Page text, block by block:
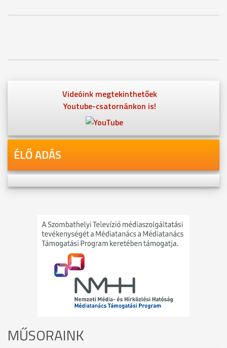
Videóink megtekinthetőek
Youtube-csatornánkon is!
ÉLŐ ADÁS
MŰSORAINK